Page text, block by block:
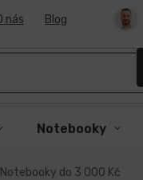
nás Blog
Notebooky
Notebooky do 3 000 Kč